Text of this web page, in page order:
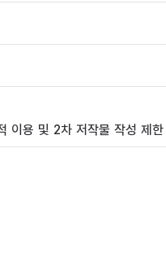
이용 및 2차 저작물 작성 제한